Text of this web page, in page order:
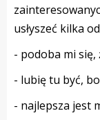
usłyszeć kilka
- podoba mi się,
- lubię tu być,
- najlepsza jest